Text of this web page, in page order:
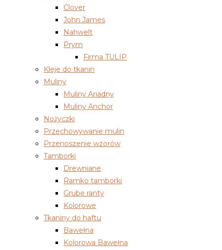
Clover
John James
Nahwelt
Prym
Firma TULIP
Kleje do tkanin
Muliny
Muliny Ariadny
Muliny Anchor
Nożyczki
Przechowywanie mulin
Przenoszenie wzorów
Tamborki
Drewniane
Ramko tamborki
Grube ranty
Kolorowe
Tkaniny do haftu
Bawełna
Kolorowa Bawełna